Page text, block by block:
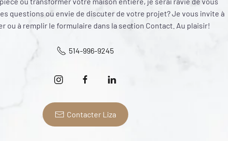
questions ou envie de discuter de votre projet? Je vous invite à
ou à remplir le formulaire dans la section Contact. Au plaisir!
514-996-9245
Contacter Liza